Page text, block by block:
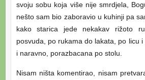
svoju sobu koja više nije smrdjela,
nešto sam bio zaboravio u kuhinji pa
kako starica jede nekakav rižoto
posvuda, po rukama do lakata, po licu
i naravno, porazbacana po stolu.
Nisam ništa komentirao, nisam